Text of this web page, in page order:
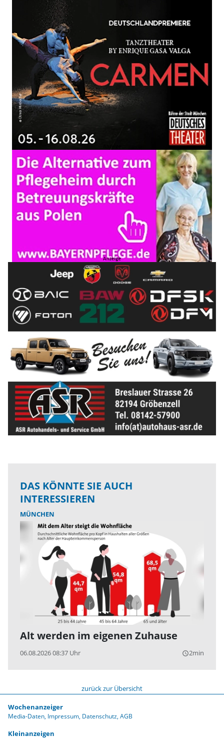
DAS KÖNNTE SIE AUCH
INTERESSIEREN
MÜNCHEN
Alt werden im eigenen Zuhause
06.08.2026 08:37 Uhr query_builder2min
zurück zur Übersicht
Wochenanzeiger
Media-Daten Impressum Datenschutz AGB
Kleinanzeigen